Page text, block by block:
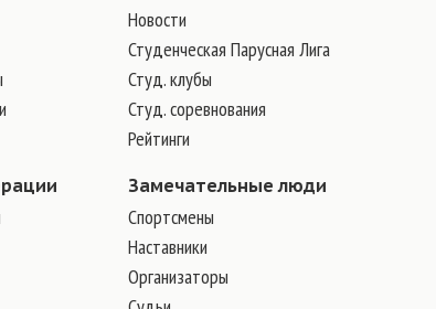
Новости
Студенческая Парусная Лига
Студ. клубы
Студ. соревнования
Рейтинги
Замечательные люди
Cпортсмены
Наставники
Организаторы